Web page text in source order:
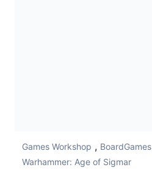
Games Workshop , BoardGames
Warhammer: Age of Sigmar